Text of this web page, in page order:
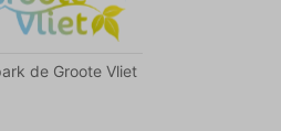
de Groote Vliet